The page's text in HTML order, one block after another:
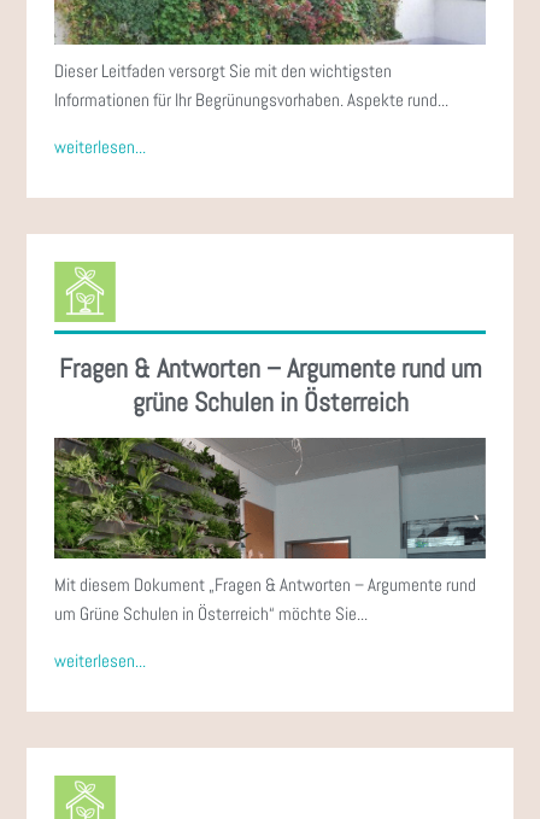
Dieser Leitfaden versorgt Sie mit den wichtigsten
Informationen für Ihr Begrünungsvorhaben. Aspekte rund...
weiterlesen...
Fragen & Antworten – Argumente rund um
grüne Schulen in Österreich
Mit diesem Dokument „Fragen & Antworten – Argumente rund
um Grüne Schulen in Österreich“ möchte Sie...
weiterlesen...